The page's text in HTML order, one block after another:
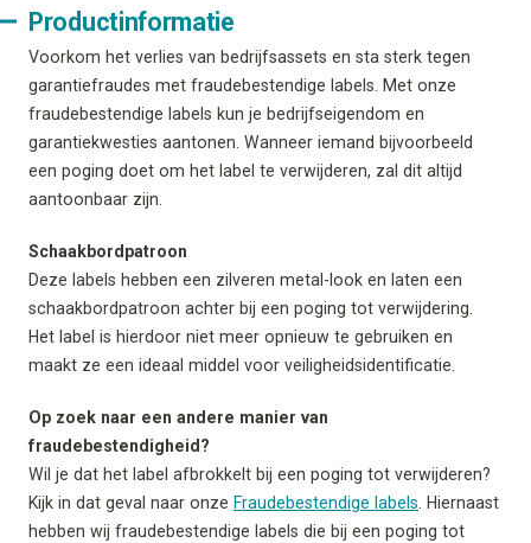
Productinformatie
Voorkom het verlies van bedrijfsassets en sta sterk tegen
garantiefraudes met fraudebestendige labels. Met onze
fraudebestendige labels kun je bedrijfseigendom en
garantiekwesties aantonen. Wanneer iemand bijvoorbeeld
een poging doet om het label te verwijderen, zal dit altijd
aantoonbaar zijn.
Schaakbordpatroon
Deze labels hebben een zilveren metal-look en laten een
schaakbordpatroon achter bij een poging tot verwijdering.
Het label is hierdoor niet meer opnieuw te gebruiken en
maakt ze een ideaal middel voor veiligheidsidentificatie.
Op zoek naar een andere manier van
fraudebestendigheid?
Wil je dat het label afbrokkelt bij een poging tot verwijderen?
Kijk in dat geval naar onze Fraudebestendige labels . Hiernaast
hebben wij fraudebestendige labels die bij een poging tot